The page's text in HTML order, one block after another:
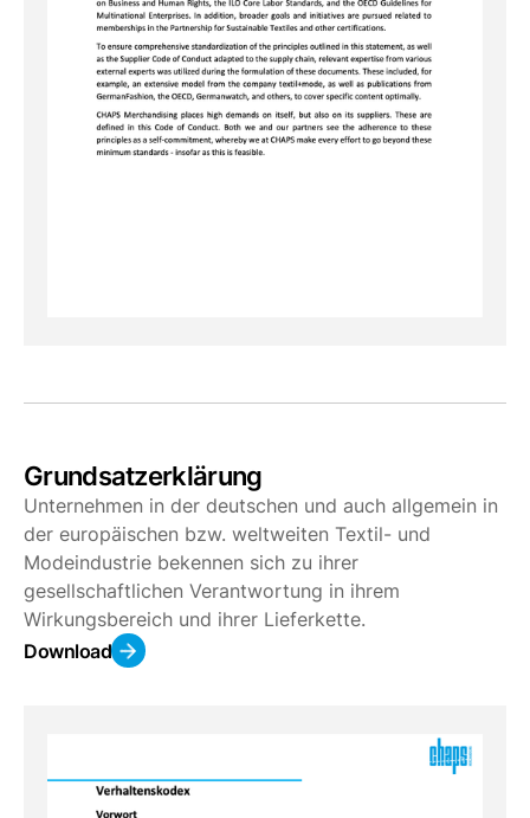
Grundsatzerklärung
Unternehmen in der deutschen und auch allgemein in
der europäischen bzw. weltweiten Textil- und
Modeindustrie bekennen sich zu ihrer
gesellschaftlichen Verantwortung in ihrem
Wirkungsbereich und ihrer Lieferkette.
Download